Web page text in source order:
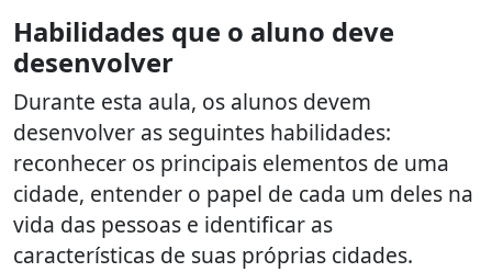
Habilidades que o aluno deve
desenvolver
Durante esta aula, os alunos devem
desenvolver as seguintes habilidades:
reconhecer os principais elementos de uma
cidade, entender o papel de cada um deles na
vida das pessoas e identificar as
características de suas próprias cidades.